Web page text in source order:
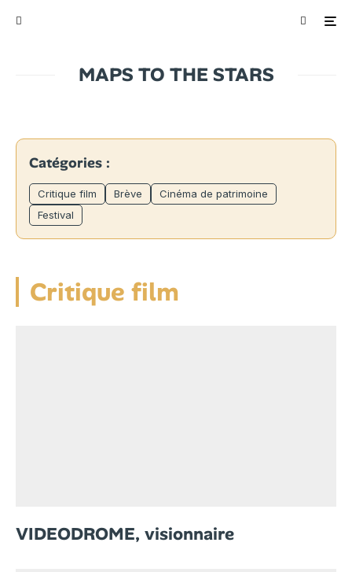
MAPS TO THE STARS
Catégories :
Critique film Brève
Cinéma de patrimoine
Festival
Critique film
VIDEODROME, visionnaire